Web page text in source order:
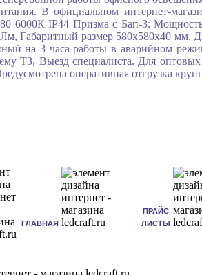
В официальном интернет-
6000К IP44 Призма с Бап-3:
Габаритный размер 580x580x40 мм,
на 3 часа работы в аварийном
ТЗ, Выезд специалиста. Для
оперативная отгрузка
ГЛАВНАЯ
ПРАЙС
ЛИСТЫ